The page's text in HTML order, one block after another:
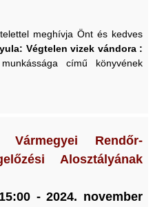
meghívja Önt és kedves
Végtelen vizek vándora :
című könyvének
Rendőr-
Alosztályának
- 2024. november